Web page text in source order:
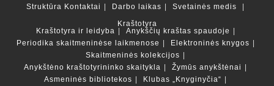
Struktūra Kontaktai Darbo laikas
Svetainės medis
Kraštotyra
Kraštotyra ir leidyba
Anykščių kraštas spaudoje
Periodika skaitmeninėse laikmenose
Elektroninės knygos
Skaitmeninės kolekcijos
Anykštėno kraštotyrininko skaitykla
Žymūs anykštėnai
Asmeninės bibliotekos
Klubas „Knyginyčia“